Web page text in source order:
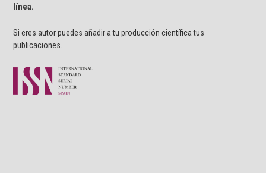
línea.
Si eres autor puedes añadir a tu producción científica tus
publicaciones.